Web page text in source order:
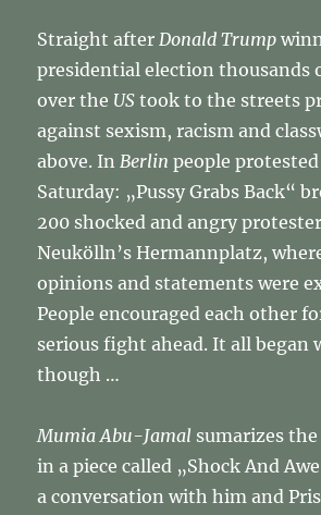
Straight afterDonald Trump
presidential election thousands
over the US took to the streets
against sexism, racism and
above. InBerlin people
Saturday: „Pussy Grabs Back“
200 shocked and angry
Neukölln’s Hermannplatz,
opinions and statements were
People encouraged each other
serious fight ahead. It all began
though …
Mumia Abu-Jamal sumarizes
in a piece called „Shock And
a conversation with him and